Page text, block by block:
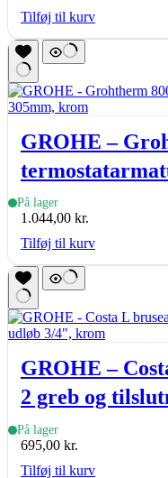
Tilføj til kurv
GROHE –
305mm, krom
På lager
1.044,00 kr.
Tilføj til kurv
GROHE –
2 greb og
krom
På lager
695,00 kr.
Tilføj til kurv